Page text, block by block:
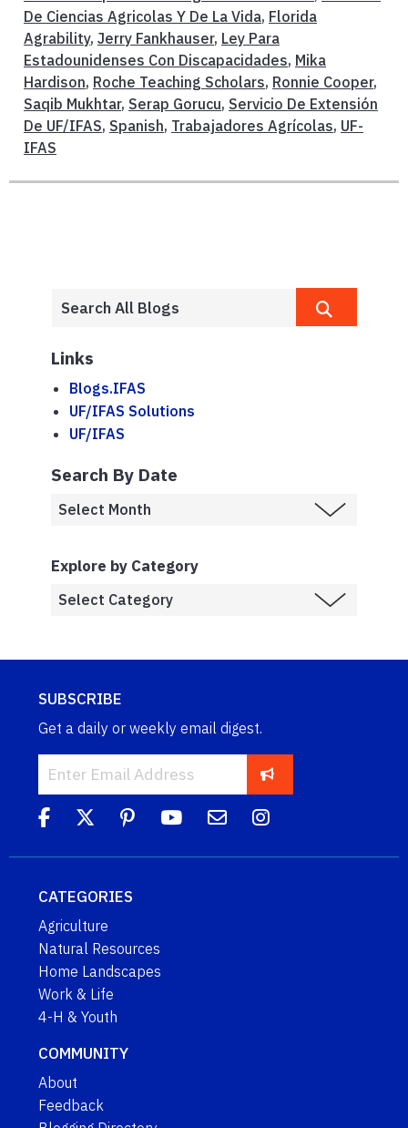
De Ciencias Agricolas Y De La Vida, Florida
Agrability, Jerry Fankhauser, Ley Para
Estadounidenses Con Discapacidades, Mika
Hardison, Roche Teaching Scholars, Ronnie Cooper,
Saqib Mukhtar, Serap Gorucu, Servicio De Extensión
De UF/IFAS, Spanish, Trabajadores Agrícolas, UF-
IFAS
Links
Blogs.IFAS
UF/IFAS Solutions
UF/IFAS
Search By Date
Explore by Category
SUBSCRIBE
Get a daily or weekly email digest.
CATEGORIES
Agriculture
Natural Resources
Home Landscapes
Work & Life
4-H & Youth
COMMUNITY
About
Feedback